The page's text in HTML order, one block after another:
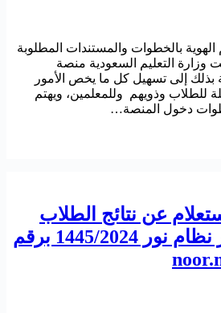
بالخطوات والمستندات المطلوبة
وزارة التعليم السعودية منصة
بذلك إلى تسهيل كل ما يخص الأمور
للطلاب وذويهم وللمعلمين، ويهتم
دخول المنصة…
عن نتائج الطلاب
الفصل الثالث عبر نظام نور 1445/2024 برقم